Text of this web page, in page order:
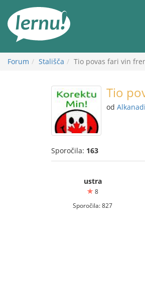
vsebini
Forum Stališča Tio povas fari vin
Tio
od Alkanadi
Sporočila: 163
ustra
8
Sporočila: 827